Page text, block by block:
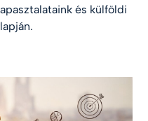
és külföldi